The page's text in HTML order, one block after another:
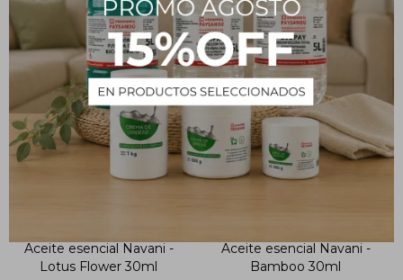
Aceite esencial Navani -
Lotus Flower 30ml
Aceite esencial Navani -
Bamboo 30ml